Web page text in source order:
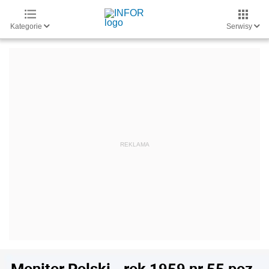
Kategorie Serwisy